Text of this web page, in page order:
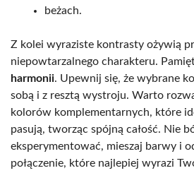
beżach.
Z kolei wyraziste kontrasty ożywią
niepowtarzalnego charakteru.
harmonii. Upewnij się, że wybrane
sobą i z resztą wystroju. Warto
kolorów komplementarnych, które
pasują, tworząc spójną całość. Nie
eksperymentować, mieszaj barwy i
połączenie, które najlepiej wyrazi